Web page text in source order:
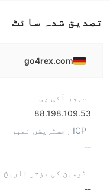
تصدیق شدہ سائٹ
go4rex.com
سرور آئی پی
88.198.109.53
ICP رجسٹریشن نمبر
--
ڈومین کی مؤثر تاریخ
--